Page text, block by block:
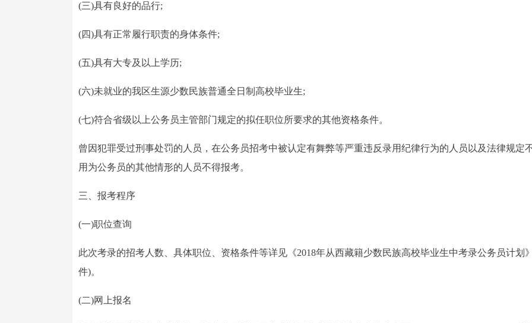
(三)具有良好的品行;
(四)具有正常履行职责的身体条件;
(五)具有大专及以上学历;
(六)未就业的我区生源少数民族普通全日制高校毕业生;
(七)符合省级以上公务员主管部门规定的拟任职位所要求的其他资格条件。
曾因犯罪受过刑事处罚的人员，在公务员招考中被认定有舞弊等严重违反录用纪律行为的人员以及法律规定
用为公务员的其他情形的人员不得报考。
三、报考程序
(一)职位查询
此次考录的招考人数、具体职位、资格条件等详见《2018年从西藏籍少数民族高校毕业生中考录公务员计划
件)。
(二)网上报名